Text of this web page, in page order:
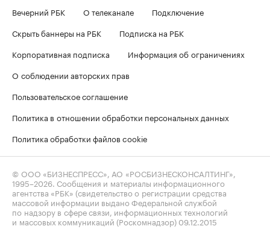
Вечерний РБК
О телеканале
Подключение
Скрыть баннеры на РБК
Подписка на РБК
Корпоративная подписка
Информация об ограничениях
О соблюдении авторских прав
Пользовательское соглашение
Политика в отношении обработки персональных данных
Политика обработки файлов cookie
© ООО «БИЗНЕСПРЕСС», АО «РОСБИЗНЕСКОНСАЛТИНГ»,
1995–2026 . Сообщения и материалы информационного
агентства «РБК» (свидетельство о регистрации средства
массовой информации выдано Федеральной службой
по надзору в сфере связи, информационных технологий
и массовых коммуникаций (Роскомнадзор) 09.12.2015